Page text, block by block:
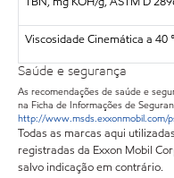
Viscosidade Cinemática a 40
Saúde e segurança
As recomendações de saúde e
na Ficha de Informações de
http://www.msds.exxonmobil.com/
Todas as marcas aqui
registradas da Exxon Mobil
salvo indicação em contrário.